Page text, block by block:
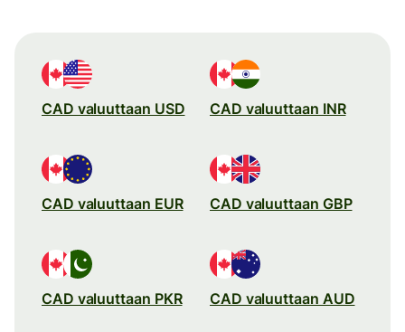
CAD valuuttaan USD CAD valuuttaan INR
CAD valuuttaan EUR CAD valuuttaan GBP
CAD valuuttaan PKR CAD valuuttaan AUD